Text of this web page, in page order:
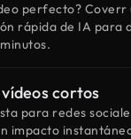
perfecto? Coverr
rápida de IA para
vídeos cortos
para redes
impacto